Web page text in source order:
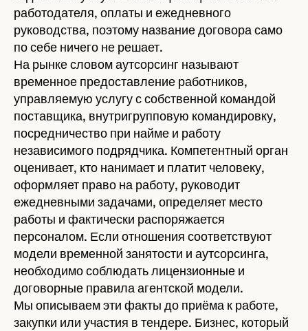
работодателя, оплаты и ежедневного
руководства, поэтому название договора само
по себе ничего не решает.
На рынке словом аутсорсинг называют
временное предоставление работников,
управляемую услугу с собственной командой
поставщика, внутригрупповую командировку,
посредничество при найме и работу
независимого подрядчика. Компетентный орган
оценивает, кто нанимает и платит человеку,
оформляет право на работу, руководит
ежедневными задачами, определяет место
работы и фактически распоряжается
персоналом. Если отношения соответствуют
модели временной занятости и аутсорсинга,
необходимо соблюдать лицензионные и
договорные правила агентской модели.
Мы описываем эти факты до приёма к работе,
закупки или участия в тендере. Бизнес, который